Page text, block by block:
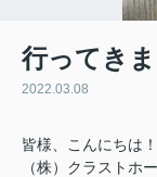
行ってき
2022.03.08
皆様、こんにちは！
（株）クラストホ